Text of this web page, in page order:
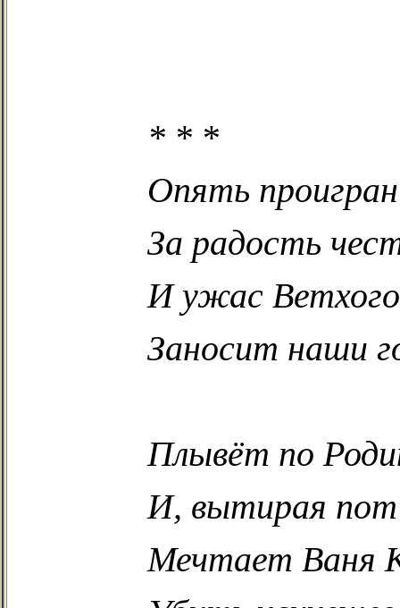
* * *
Опять
За радость
И ужас
Заносит наши
Плывёт по
И, вытирая пот
Мечтает Ваня